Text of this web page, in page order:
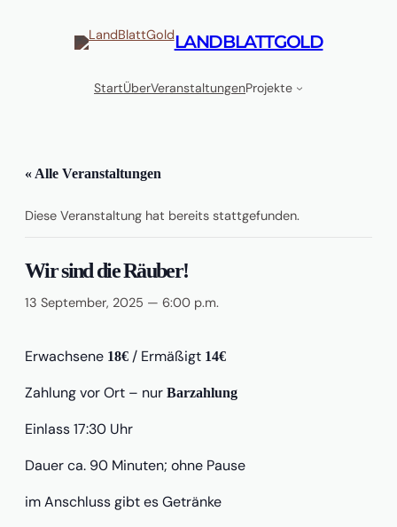
LANDBLATTGOLD
StartÜberVeranstaltungenProjekte
« Alle Veranstaltungen
Diese Veranstaltung hat bereits stattgefunden.
Wir sind die Räuber!
13 September, 2025 — 6:00 p.m.
Erwachsene 18€ / Ermäßigt 14€
Zahlung vor Ort – nur Barzahlung
Einlass 17:30 Uhr
Dauer ca. 90 Minuten; ohne Pause
im Anschluss gibt es Getränke